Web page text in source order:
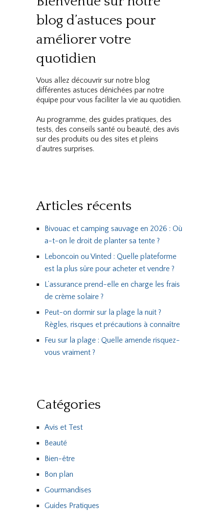
blog d’astuces pour
améliorer votre
quotidien
Vous allez découvrir sur notre blog
différentes astuces dénichées par notre
équipe pour vous faciliter la vie au quotidien.
Au programme, des guides pratiques, des
tests, des conseils santé ou beauté, des avis
sur des produits ou des sites et pleins
d’autres surprises.
Articles récents
Bivouac et camping sauvage en 2026 : Où
a-t-on le droit de planter sa tente ?
Leboncoin ou Vinted : Quelle plateforme
est la plus sûre pour acheter et vendre ?
L’assurance prend-elle en charge les frais
de crème solaire ?
Peut-on dormir sur la plage la nuit ?
Règles, risques et précautions à connaître
Feu sur la plage : Quelle amende risquez-
vous vraiment ?
Catégories
Avis et Test
Beauté
Bien-être
Bon plan
Gourmandises
Guides Pratiques